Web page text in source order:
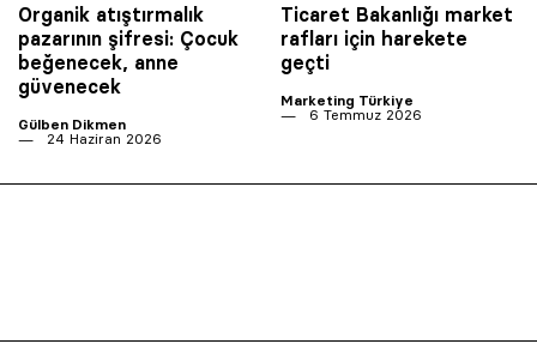
Organik atıştırmalık
pazarının şifresi: Çocuk
beğenecek, anne
güvenecek
Gülben Dikmen
24 Haziran 2026
Ticaret Bakanlığı market
rafları için harekete
geçti
Marketing Türkiye
6 Temmuz 2026